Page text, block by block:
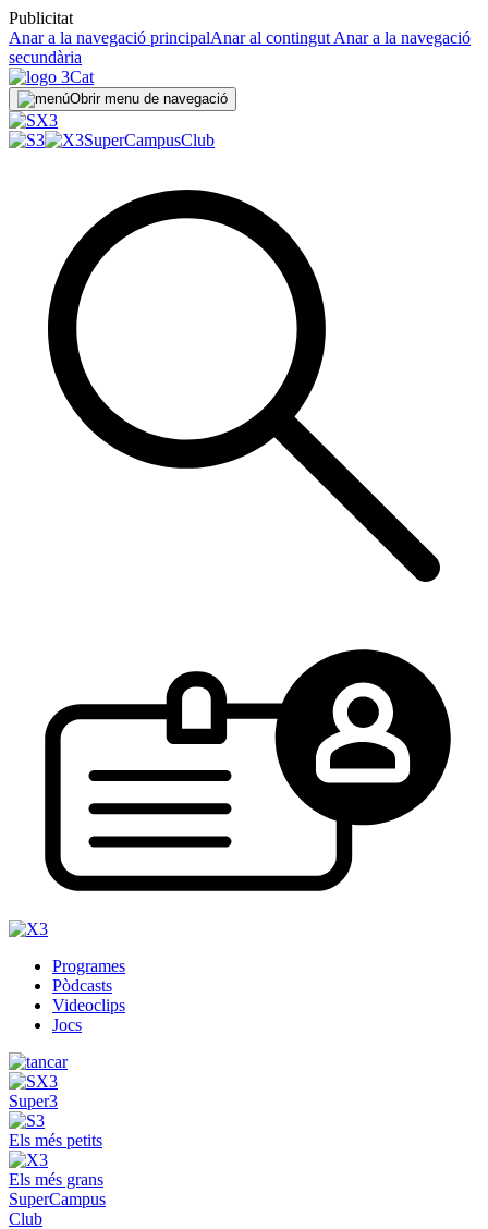
Publicitat
Anar a la navegació principalAnar al contingut Anar a la navegació
secundària
Obrir menu de navegació
SuperCampusClub
Programes
Pòdcasts
Videoclips
Jocs
Super3
Els més petits
Els més grans
SuperCampus
Club